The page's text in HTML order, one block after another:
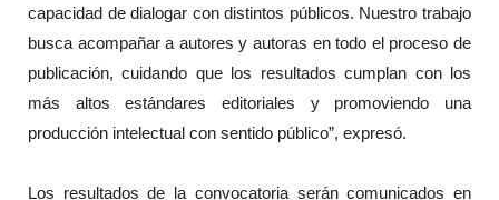
capacidad de dialogar con distintos públicos. Nuestro trabajo
busca acompañar a autores y autoras en todo el proceso de
publicación, cuidando que los resultados cumplan con los
más altos estándares editoriales y promoviendo una
producción intelectual con sentido público”, expresó.
Los resultados de la convocatoria serán comunicados en